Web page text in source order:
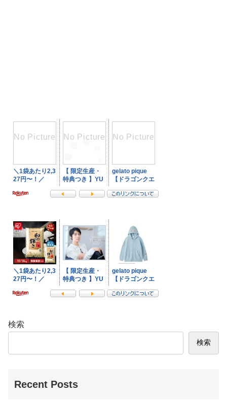
検索
検索
Recent Posts